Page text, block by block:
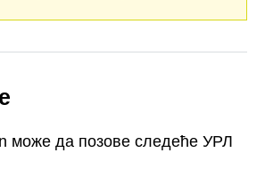
може да позове следеће УРЛ